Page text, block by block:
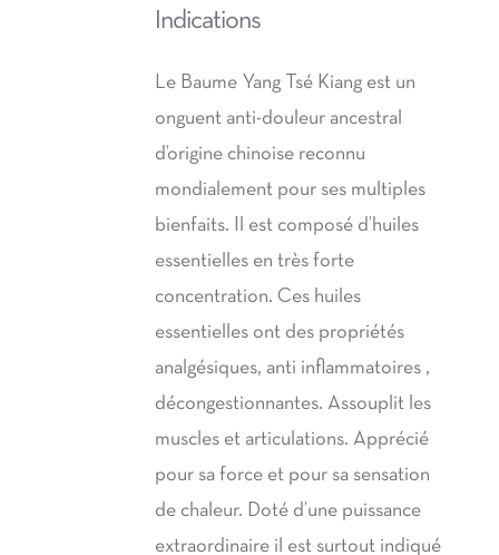
Indications
Le Baume Yang Tsé Kiang est un
onguent anti-douleur ancestral
d’origine chinoise reconnu
mondialement pour ses multiples
bienfaits. Il est composé d’huiles
essentielles en très forte
concentration. Ces huiles
essentielles ont des propriétés
analgésiques, anti inflammatoires ,
décongestionnantes. Assouplit les
muscles et articulations. Apprécié
pour sa force et pour sa sensation
de chaleur. Doté d’une puissance
extraordinaire il est surtout indiqué